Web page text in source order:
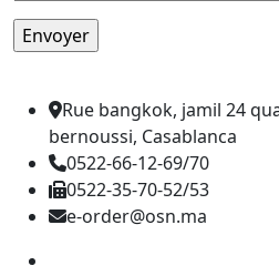
Rue bangkok, jamil 24
bernoussi, Casablanca
0522-66-12-69/70
0522-35-70-52/53
e-order@osn.ma